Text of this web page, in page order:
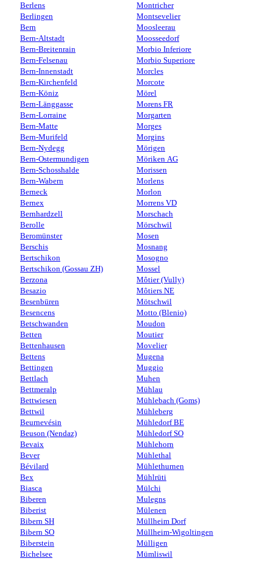
Berlens
Berlingen
Bern
Bern-Altstadt
Bern-Breitenrain
Bern-Felsenau
Bern-Innenstadt
Bern-Kirchenfeld
Bern-Köniz
Bern-Länggasse
Bern-Lorraine
Bern-Matte
Bern-Murifeld
Bern-Nydegg
Bern-Ostermundigen
Bern-Schosshalde
Bern-Wabern
Berneck
Bernex
Bernhardzell
Berolle
Beromünster
Berschis
Bertschikon
Bertschikon (Gossau ZH)
Berzona
Besazio
Besenbüren
Besencens
Betschwanden
Betten
Bettenhausen
Bettens
Bettingen
Bettlach
Bettmeralp
Bettwiesen
Bettwil
Beurnevésin
Beuson (Nendaz)
Bevaix
Bever
Bévilard
Bex
Biasca
Biberen
Biberist
Bibern SH
Bibern SO
Biberstein
Bichelsee
Montricher
Montsevelier
Moosleerau
Moosseedorf
Morbio Inferiore
Morbio Superiore
Morcles
Morcote
Mörel
Morens FR
Morgarten
Morges
Morgins
Mörigen
Möriken AG
Morissen
Morlens
Morlon
Morrens VD
Morschach
Mörschwil
Mosen
Mosnang
Mosogno
Mossel
Môtier (Vully)
Môtiers NE
Mötschwil
Motto (Blenio)
Moudon
Moutier
Movelier
Mugena
Muggio
Muhen
Mühlau
Mühlebach (Goms)
Mühleberg
Mühledorf BE
Mühledorf SO
Mühlehorn
Mühlethal
Mühlethurnen
Mühlrüti
Mülchi
Mulegns
Mülenen
Müllheim Dorf
Müllheim-Wigoltingen
Mülligen
Mümliswil